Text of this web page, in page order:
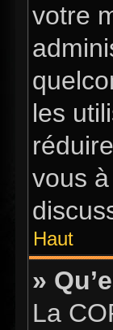
votre
les
vous
Haut
»
La